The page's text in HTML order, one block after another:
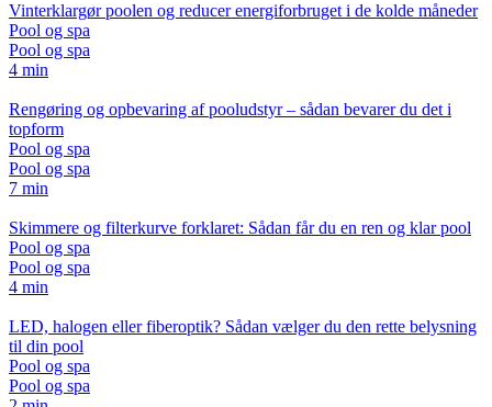
Vinterklargør poolen og reducer energiforbruget i de kolde måneder
Pool og spa
Pool og spa
4 min
Rengøring og opbevaring af pooludstyr – sådan bevarer du det i
topform
Pool og spa
Pool og spa
7 min
Skimmere og filterkurve forklaret: Sådan får du en ren og klar pool
Pool og spa
Pool og spa
4 min
LED, halogen eller fiberoptik? Sådan vælger du den rette belysning
til din pool
Pool og spa
Pool og spa